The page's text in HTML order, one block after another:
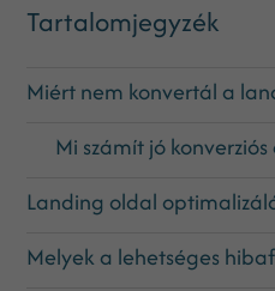
Tartalomjegyzék
Miért nem konvertál a
Mi számít jó konverziós
Landing oldal
Melyek a lehetséges